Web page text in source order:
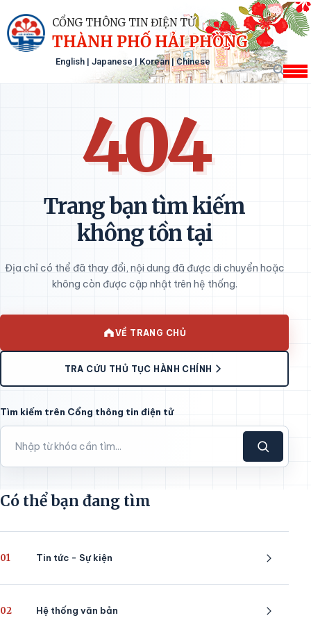
CỔNG THÔNG TIN ĐIỆN TỬ
THÀNH PHỐ HẢI PHÒNG
English | Japanese | Korean|Chinese
404
Trang bạn tìm kiếm
không tồn tại
Địa chỉ có thể đã thay đổi, nội dung đã được di chuyển hoặc
không còn được cập nhật trên hệ thống.
VỀ TRANG CHỦ
TRA CỨU THỦ TỤC HÀNH CHÍNH
Tìm kiếm trên Cổng thông tin điện tử
Có thể bạn đang tìm
01 Tin tức - Sự kiện
02 Hệ thống văn bản